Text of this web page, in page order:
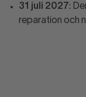
31 juli 2027:
reparation och